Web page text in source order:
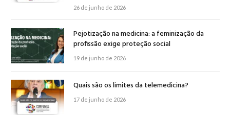
26 de junho de 2026
Pejotização na medicina: a feminização da
profissão exige proteção social
19 de junho de 2026
Quais são os limites da telemedicina?
17 de junho de 2026